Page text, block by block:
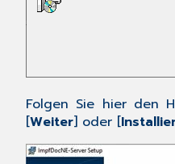
Folgen Sie hier den
[Weiter] oder [